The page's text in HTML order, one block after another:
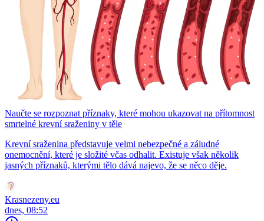
Naučte se rozpoznat příznaky, které mohou ukazovat na přítomnost
smrtelné krevní sraženiny v těle
Krevní sraženina představuje velmi nebezpečné a záludné
onemocnění, které je složité včas odhalit. Existuje však několik
jasných příznaků, kterými tělo dává najevo, že se něco děje.
Krasnezeny.eu
dnes, 08:52